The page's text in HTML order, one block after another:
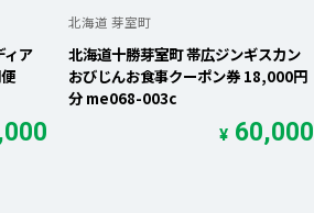
ィア
北海道 芽室町
北海道十勝芽室町 帯広ジンギスカン
おびじんお食事クーポン券 18,000円
分 me068-003c
¥60,000